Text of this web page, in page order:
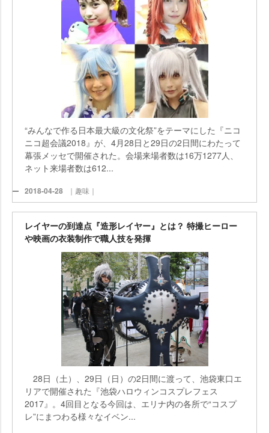
“みんなで作る日本最大級の文化祭”をテーマにした『ニコ
ニコ超会議2018』が、4月28日と29日の2日間にわたって
幕張メッセで開催された。会場来場者数は16万1277人、
ネット来場者数は612...
2018-04-28 ｜趣味｜
レイヤーの到達点『造形レイヤー』とは？ 特撮ヒーロー
映画の衣装制作で職人技を発揮
28日（土）、29日（日）の2日間に渡って、池袋東口エ
リアで開催された『池袋ハロウィンコスプレフェス
2017』。4回目となる今回は、エリナ内の各所で“コスプ
レ”にまつわる様々なイベン...